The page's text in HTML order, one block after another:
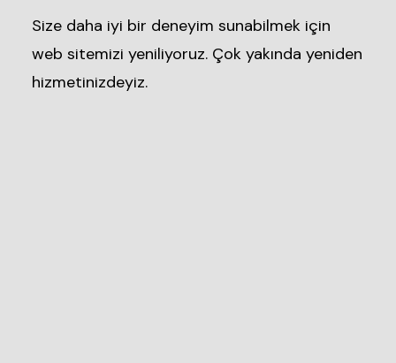
Size daha iyi bir deneyim sunabilmek için
web sitemizi yeniliyoruz. Çok yakında yeniden
hizmetinizdeyiz.